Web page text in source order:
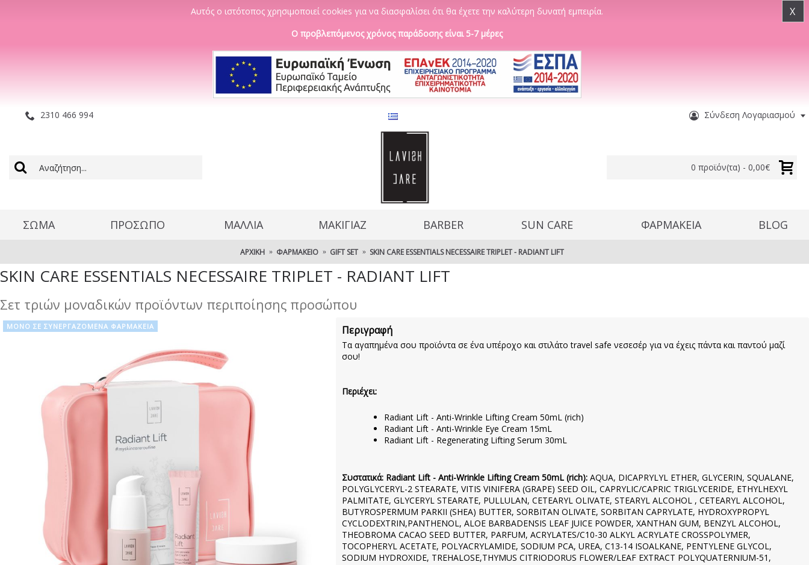
Αυτός ο ιστότοπος χρησιμοποιεί cookies για να διασφαλίσει ότι θα έχετε την καλύτερη δυνατή εμπειρία. X
Ο προβλεπόμενος χρόνος παράδοσης είναι 5-7 μέρες
2310 466 994 Σύνδεση Λογαριασμού
0 προϊόν(τα) - 0,00€
ΣΩΜΑ ΠΡΟΣΩΠΟ ΜΑΛΛΊΑ ΜΑΚΙΓΙΑΖ BARBER SUN CARE ΦΑΡΜΑΚΕΙΑ BLOG
ΑΡΧΙΚΉ ΦΑΡΜΑΚΕΊΟ GIFT SET SKIN CARE ESSENTIALS NECESSAIRE TRIPLET - RADIANT LIFT
SKIN CARE ESSENTIALS NECESSAIRE TRIPLET - RADIANT LIFT
Σετ τριών μοναδικών προϊόντων περιποίησης προσώπου
ΜΟΝΟ ΣΕ ΣΥΝΕΡΓΑΖΟΜΕΝΑ ΦΑΡΜΑΚΕΙΑ Περιγραφή
Τα αγαπημένα σου προϊόντα σε ένα υπέροχο και στιλάτο travel safe νεσεσέρ για να έχεις πάντα και παντού μαζί
σου!
Περιέχει:
Radiant Lift - Anti-Wrinkle Lifting Cream 50mL (rich)
Radiant Lift - Anti-Wrinkle Eye Cream 15mL
Radiant Lift - Regenerating Lifting Serum 30mL
Συστατικά: Radiant Lift - Anti-Wrinkle Lifting Cream 50mL (rich):AQUA, DICAPRYLYL ETHER, GLYCERIN, SQUALANE,
POLYGLYCERYL-2 STEARATE, VITIS VINIFERA (GRAPE) SEED OIL, CAPRYLIC/CAPRIC TRIGLYCERIDE, ETHYLHEXYL
PALMITATE, GLYCERYL STEARATE, PULLULAN, CETEARYL OLIVATE, STEARYL ALCOHOL , CETEARYL ALCOHOL,
BUTYROSPERMUM PARKII (SHEA) BUTTER, SORBITAN OLIVATE, SORBITAN CAPRYLATE, HYDROXYPROPYL
CYCLODEXTRIN,PANTHENOL, ALOE BARBADENSIS LEAF JUICE POWDER, XANTHAN GUM, BENZYL ALCOHOL,
THEOBROMA CACAO SEED BUTTER, PARFUM, ACRYLATES/C10-30 ALKYL ACRYLATE CROSSPOLYMER,
TOCOPHERYL ACETATE, POLYACRYLAMIDE, SODIUM PCA, UREA, C13-14 ISOALKANE, PENTYLENE GLYCOL,
SODIUM HYDROXIDE, TREHALOSE,THYMUS CITRIODORUS FLOWER/LEAF EXTRACT POLYQUATERNIUM-51,